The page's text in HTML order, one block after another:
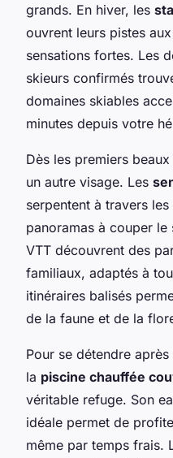
grands. En hiver, les
ouvrent leurs pistes
sensations fortes. Les
skieurs confirmés
domaines skiables
minutes depuis votre
Dès les premiers
un autre visage. Les
serpentent à travers
panoramas à couper
VTT découvrent des
familiaux, adaptés à
itinéraires balisés
de la faune et de la
Pour se détendre
la piscine chauffée
véritable refuge. Son
idéale permet de
même par temps frais.